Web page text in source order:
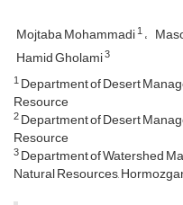
Mojtaba Mohammadi1
Hamid Gholami3
1Department of Desert
Resource
2Department of Desert
Resource
3Department of Watershed
Natural Resources,